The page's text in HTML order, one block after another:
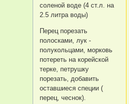
соленой воде (4 ст.л. на
2.5 литра воды)
Перец порезать
полосками, лук -
полукольцами, морковь
потереть на корейской
терке, петрушку
порезать, добавить
оставшиеся специи (
перец, чеснок).